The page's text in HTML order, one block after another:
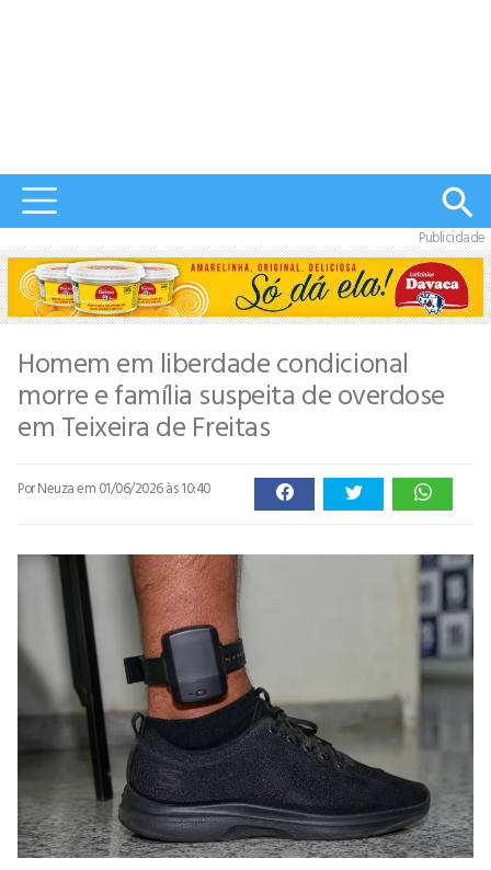
Publicidade
Homem em liberdade condicional
morre e família suspeita de overdose
em Teixeira de Freitas
Por Neuzaem 01/06/2026 às 10:40